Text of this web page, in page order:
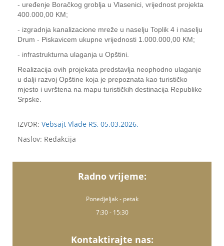
- uređenje Boračkog groblja u Vlasenici, vrijednost projekta
400.000,00 KM;
- izgradnja kanalizacione mreže u naselju Toplik 4 i naselju
Drum - Piskavicem ukupne vrijednosti 1.000.000,00 KM;
- infrastrukturna ulaganja u Opštini.
Realizacija ovih projekata predstavlja neophodno ulaganje
u dalji razvoj Opštine koja je prepoznata kao turističko
mjesto i uvrštena na mapu turističkih destinacija Republike
Srpske.
IZVOR: Vebsajt Vlade RS, 05.03.2026.
Naslov: Redakcija
Radno vrijeme:
Ponedjeljak - petak
7:30 - 15:30
Kontaktirajte nas: